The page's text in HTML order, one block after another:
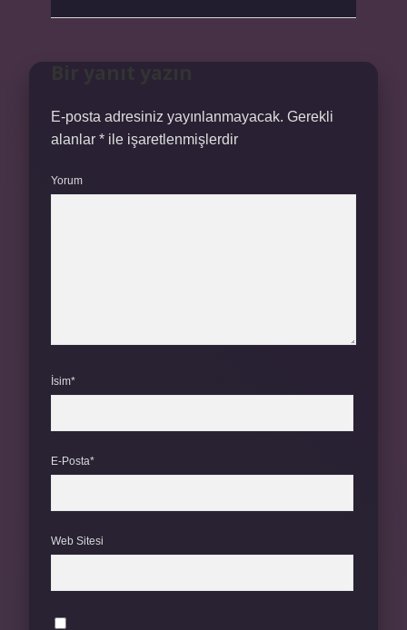
E-posta adresiniz yayınlanmayacak. Gerekli
alanlar * ile işaretlenmişlerdir
Yorum
İsim*
E-Posta*
Web Sitesi